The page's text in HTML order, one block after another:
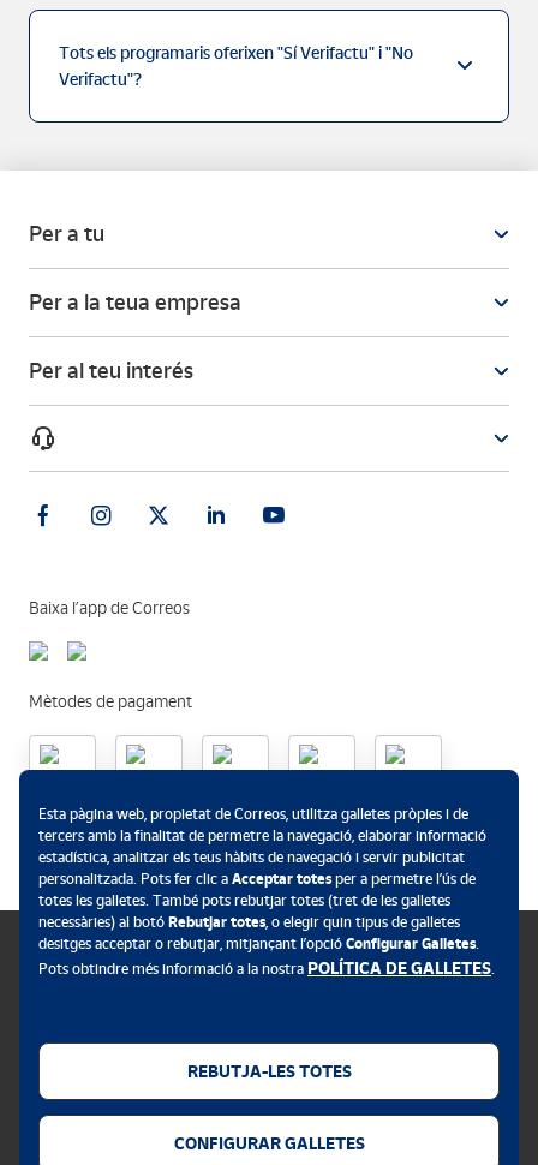
Tots els programaris oferixen "Sí Verifactu" i "No
Verifactu"?
Per a tu
Per a la teua empresa
Per al teu interés
Baixa l’app de Correos
Mètodes de pagament
Esta pàgina web, propietat de Correos, utilitza galletes pròpies i de
tercers amb la finalitat de permetre la navegació, elaborar informació
estadística, analitzar els teus hàbits de navegació i servir publicitat
personalitzada. Pots fer clic a Acceptar totesper a permetre l’ús de
totes les galletes. També pots rebutjar totes (tret de les galletes
necessàries) al botó Rebutjar totes, o elegir quin tipus de galletes
desitges acceptar o rebutjar, mitjançant l’opció Configurar Galletes.
Pots obtindre més informació a la nostra POLÍTICA DE GALLETES.
REBUTJA-LES TOTES
CONFIGURAR GALLETES